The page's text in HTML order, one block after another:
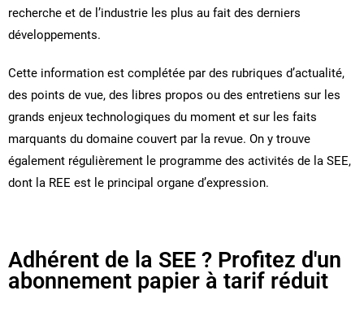
recherche et de l’industrie les plus au fait des derniers
développements.
Cette information est complétée par des rubriques d’actualité,
des points de vue, des libres propos ou des entretiens sur les
grands enjeux technologiques du moment et sur les faits
marquants du domaine couvert par la revue. On y trouve
également régulièrement le programme des activités de la SEE,
dont la REE est le principal organe d’expression.
Adhérent de la SEE ? Profitez d'un
abonnement papier à tarif réduit